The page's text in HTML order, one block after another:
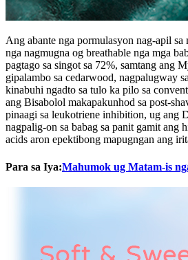
Ang abante nga pormulasyon nag-apil
nga nagmugna og breathable nga mga
pagtago sa singot sa 72%, samtang ang
gipalambo sa cedarwood, nagpalugway
kinabuhi ngadto sa tulo ka pilo sa
ang Bisabolol makapakunhod sa post-
pinaagi sa leukotriene inhibition, ug ang
nagpalig-on sa babag sa panit gamit ang
acids aron epektibong mapugngan ang
Para sa Iya:Mahumok ug Matam-is